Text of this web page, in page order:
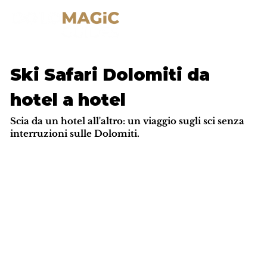
Ski Safari Dolomiti da
hotel a hotel
Scia da un hotel all'altro: un viaggio sugli sci senza
interruzioni sulle Dolomiti.